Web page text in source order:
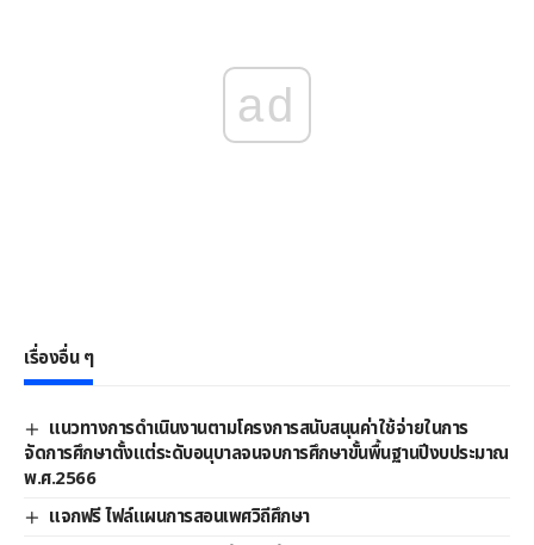
ad
เรื่องอื่น ๆ
แนวทางการดําเนินงานตามโครงการสนับสนุนค่าใช้จ่ายในการ
จัดการศึกษาตั้งแต่ระดับอนุบาลจนจบการศึกษาขั้นพื้นฐานปีงบประมาณ
พ.ศ.2566
แจกฟรี ไฟล์แผนการสอนเพศวิถีศึกษา